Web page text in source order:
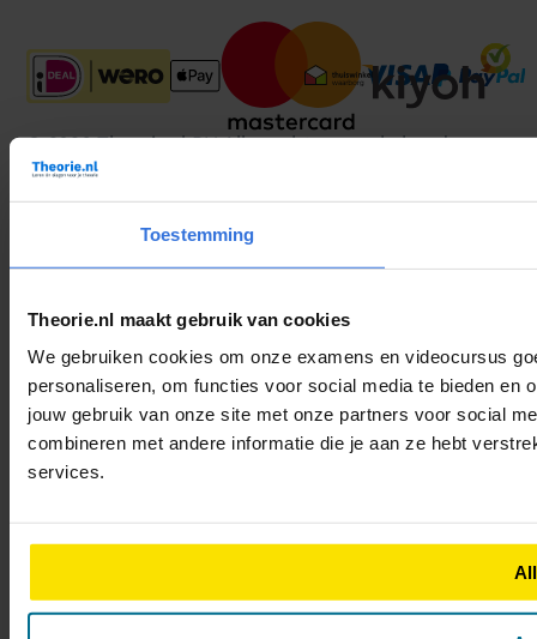
Toestemming
Theorie.nl maakt gebruik van cookies
We gebruiken cookies om onze examens en videocursus
personaliseren, om functies voor social media te bieden en
jouw gebruik van onze site met onze partners voor social
combineren met andere informatie die je aan ze hebt
services.
© 2026 Theorie.nl B.V. Alle rechten voorbehouden.
Voorwaarden